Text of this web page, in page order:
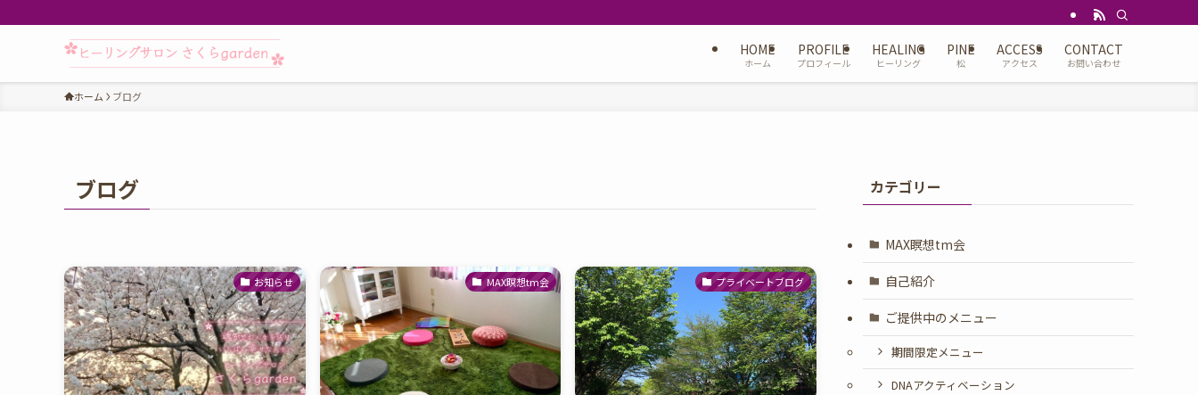
HOME
ホーム
PROFILE
プロフィール
HEALING
ヒーリング
PINE
松
ACCESS
アクセス
CONTACT
お問い合わせ
ホーム ブログ
ブログ
お知らせ MAX瞑想tm会 プライベートブログ
カテゴリー
MAX瞑想tm会
自己紹介
ご提供中のメニュー
期間限定メニュー
DNAアクティベーション